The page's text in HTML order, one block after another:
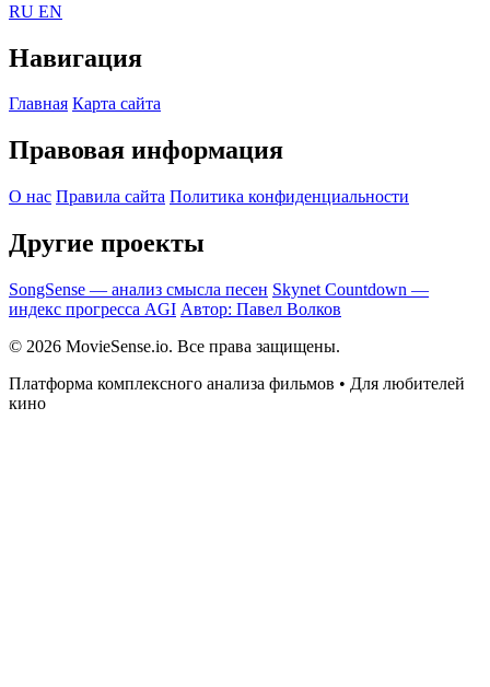
RU EN
Навигация
Главная Карта сайта
Правовая информация
О нас Правила сайта Политика конфиденциальности
Другие проекты
SongSense — анализ смысла песен Skynet Countdown —
индекс прогресса AGI Автор: Павел Волков
© 2026 MovieSense.io. Все права защищены.
Платформа комплексного анализа фильмов • Для любителей
кино